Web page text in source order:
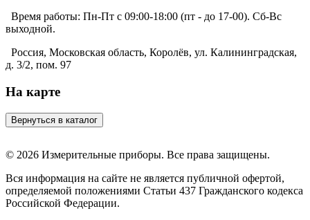
Время работы: Пн-Пт с 09:00-18:00 (пт - до 17-00). Сб-Вс
выходной.
Россия, Московская область, Королёв, ул. Калининградская,
д. 3/2, пом. 97
На карте
© 2026 Измерительные приборы. Все права защищены.
Вся информация на сайте не является публичной офертой,
определяемой положениями Статьи 437 Гражданского кодекса
Российской Федерации.